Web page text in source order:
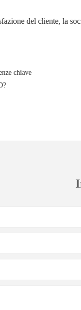
del cliente, la
chiave